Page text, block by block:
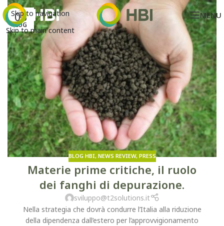
Skip to navigation
Skip to main content
MENU
03
LUG
BLOG HBI, NEWS REVIEW, PRESS
Materie prime critiche, il ruolo
dei fanghi di depurazione.
sviluppo@t2solutions.it
Nella strategia che dovrà condurre l’Italia alla riduzione
della dipendenza dall’estero per l’approvvigionamento